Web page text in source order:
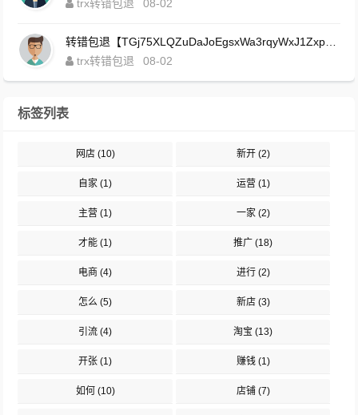
trx转错包退
08-02
trx转错包退
08-02
标签列表
网店(10) 新开(2)
自家 (1) 运营 (1)
主营 (1) 一家(2)
才能 (1) 推广 (18)
电商 (4) 进行(2)
怎么 (5) 新店(3)
引流 (4) 淘宝 (13)
开张 (1) 赚钱(1)
如何 (10) 店铺(7)